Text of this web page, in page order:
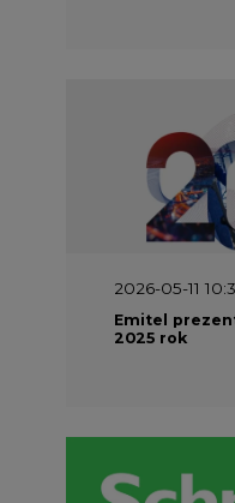
2026-05-11
Emitel
2025 rok